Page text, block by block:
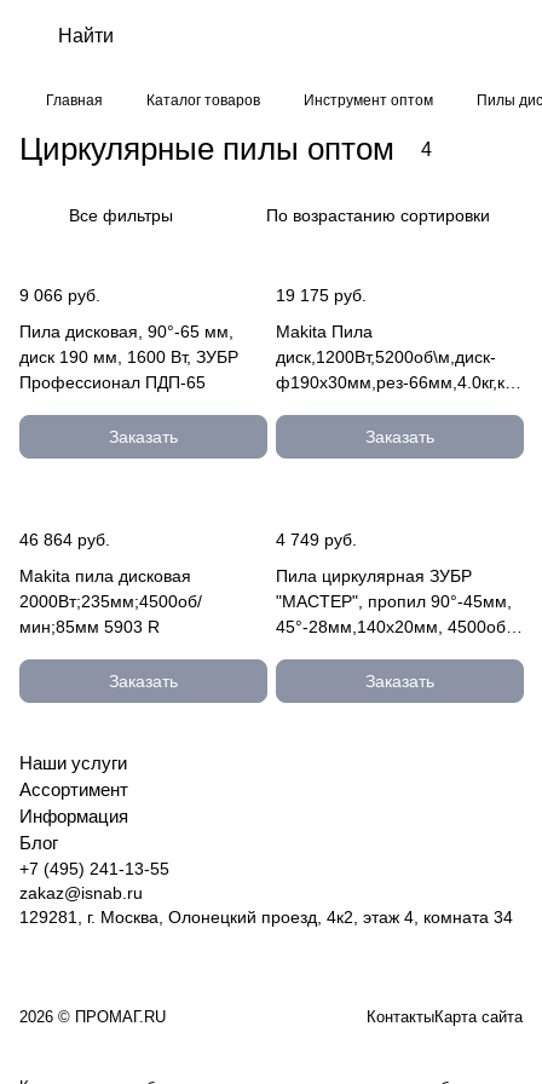
Главная Каталог товаров Инструмент оптом Пилы
Циркулярные пилы оптом 4
Все фильтры По возрастанию сортировки
9 066 руб.
Пила дисковая, 90°-65 мм,
диск 190 мм, 1600 Вт, ЗУБР
Профессионал ПДП-65
Заказать
19 175 руб.
Makita Пила
диск,1200Вт,5200об\м,диск-
ф190х30мм,рез-66мм,4.0кг,кор
Заказать
46 864 руб.
Makita пила дисковая
2000Вт;235мм;4500об/
мин;85мм 5903 R
Заказать
4 749 руб.
Пила циркулярная ЗУБР
"МАСТЕР", пропил 90°-45мм,
45°-28мм,140x20мм, 4500об/
Заказать
Наши услуги
Ассортимент
Информация
Блог
+7 (495) 241-13-55
zakaz@isnab.ru
129281, г. Москва, Олонецкий проезд, 4к2, этаж 4, комната 34
2026 © ПРОМАГ.RU КонтактыКарта сайта